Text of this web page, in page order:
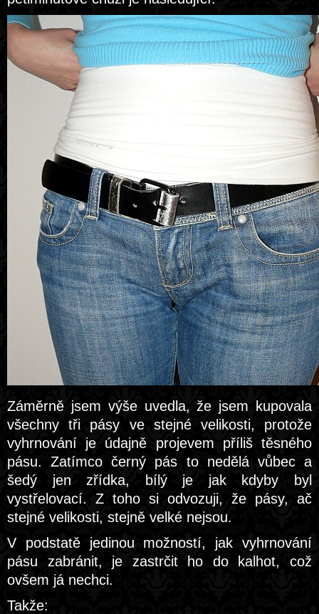
Záměrně jsem výše uvedla, že jsem kupovala
všechny tři pásy ve stejné velikosti, protože
vyhrnování je údajně projevem příliš těsného
pásu. Zatímco černý pás to nedělá vůbec a
šedý jen zřídka, bílý je jak kdyby byl
vystřelovací. Z toho si odvozuji, že pásy, ač
stejné velikosti, stejně velké nejsou.
V podstatě jedinou možností, jak vyhrnování
pásu zabránit, je zastrčit ho do kalhot, což
ovšem já nechci.
Takže: